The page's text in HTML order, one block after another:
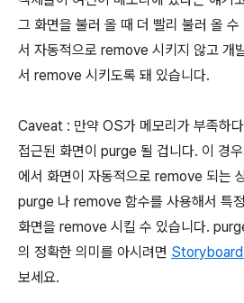
그 화면을 불러 올 때 더 빨리 불러 올
서 자동적으로 remove 시키지 않고 개
서 remove 시키도록 돼 있습니다.
Caveat : 만약 OS가 메모리가 부족하
접근된 화면이 purge 될 겁니다. 이 경
에서 화면이 자동적으로 remove 되는
purge 나 remove 함수를 사용해서 특
화면을 remove 시킬 수 있습니다.
의 정확한 의미를 아시려면
보세요.